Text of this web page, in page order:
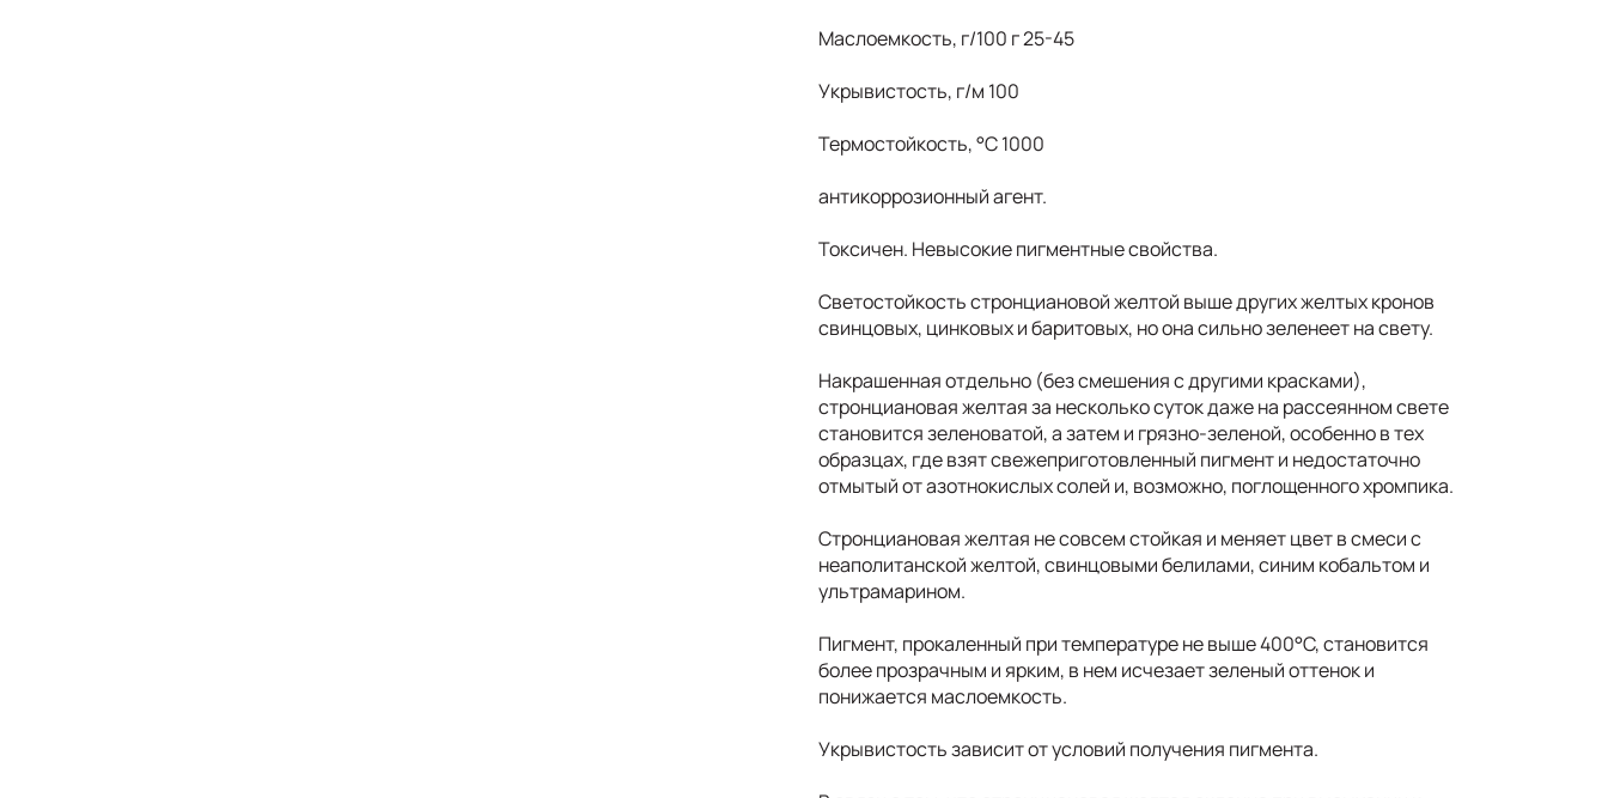
Маслоемкость, г/100 г 25-45
Укрывистость, г/м 100
Термостойкость, °С 1000
антикоррозионный агент.
Токсичен. Невысокие пигментные свойства.
Светостойкость стронциановой желтой выше других желтых кронов
свинцовых, цинковых и баритовых, но она сильно зеленеет на свету.
Накрашенная отдельно (без смешения с другими красками),
стронциановая желтая за несколько суток даже на рассеянном свете
становится зеленоватой, а затем и грязно-зеленой, особенно в тех
образцах, где взят свежеприготовленный пигмент и недостаточно
отмытый от азотнокислых солей и, возможно, поглощенного хромпика.
Стронциановая желтая не совсем стойкая и меняет цвет в смеси с
неаполитанской желтой, свинцовыми белилами, синим кобальтом и
ультрамарином.
Пигмент, прокаленный при температуре не выше 400°С, становится
более прозрачным и ярким, в нем исчезает зеленый оттенок и
понижается маслоемкость.
Укрывистость зависит от условий получения пигмента.